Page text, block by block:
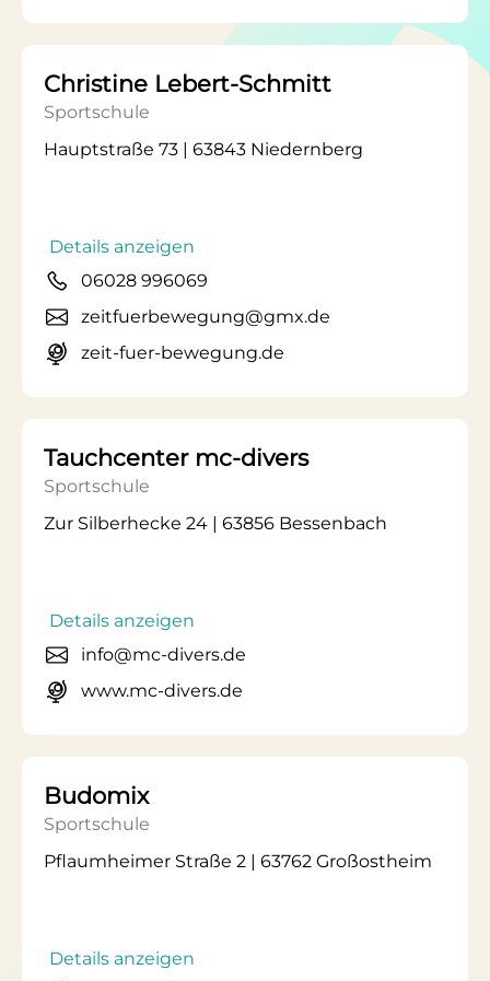
Christine Lebert-Schmitt
Sportschule
Hauptstraße 73 | 63843 Niedernberg
Details anzeigen
06028 996069
zeitfuerbewegung@gmx.de
zeit-fuer-bewegung.de
Tauchcenter mc-divers
Sportschule
Zur Silberhecke 24 | 63856 Bessenbach
Details anzeigen
info@mc-divers.de
www.mc-divers.de
Budomix
Sportschule
Pflaumheimer Straße 2 | 63762 Großostheim
Details anzeigen